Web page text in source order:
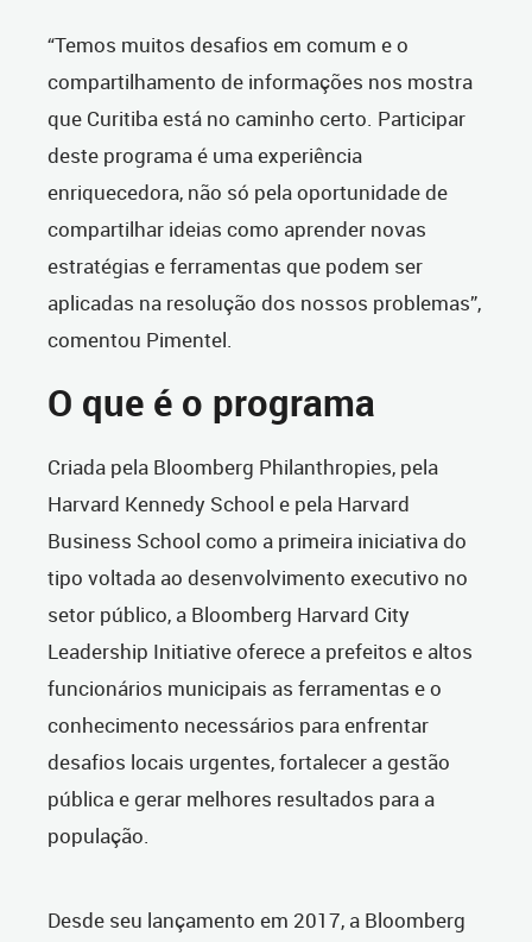
“Temos muitos desafios em comum e o
compartilhamento de informações nos mostra
que Curitiba está no caminho certo. Participar
deste programa é uma experiência
enriquecedora, não só pela oportunidade de
compartilhar ideias como aprender novas
estratégias e ferramentas que podem ser
aplicadas na resolução dos nossos problemas”,
comentou Pimentel.
O que é o programa
Criada pela Bloomberg Philanthropies, pela
Harvard Kennedy School e pela Harvard
Business School como a primeira iniciativa do
tipo voltada ao desenvolvimento executivo no
setor público, a Bloomberg Harvard City
Leadership Initiative oferece a prefeitos e altos
funcionários municipais as ferramentas e o
conhecimento necessários para enfrentar
desafios locais urgentes, fortalecer a gestão
pública e gerar melhores resultados para a
população.
Desde seu lançamento em 2017, a Bloomberg